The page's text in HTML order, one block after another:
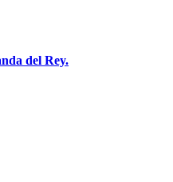
del Rey.